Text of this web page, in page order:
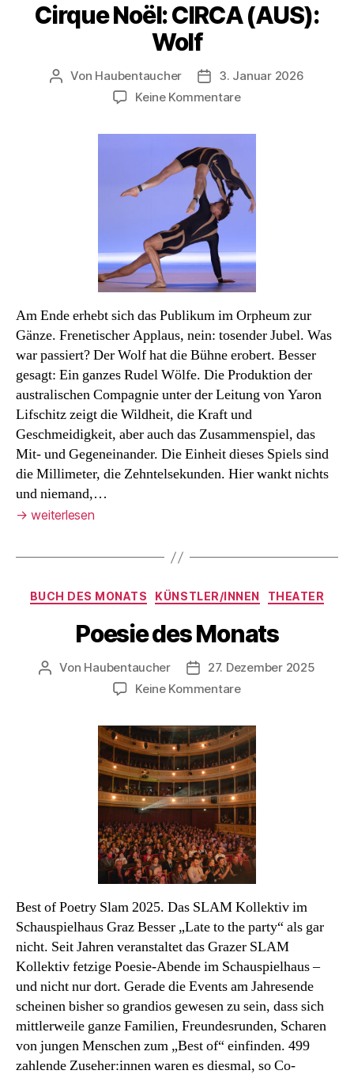
Cirque Noël: CIRCA (AUS):
Wolf
Beitragsautor
Von Haubentaucher Veröffentlichungsdatum
3. Januar 2026
Keine Kommentarezu
Noël:
Wolf
Am Ende erhebt sich das Publikum im Orpheum zur
Gänze. Frenetischer Applaus, nein: tosender Jubel. Was
war passiert? Der Wolf hat die Bühne erobert. Besser
gesagt: Ein ganzes Rudel Wölfe. Die Produktion der
australischen Compagnie unter der Leitung von Yaron
Lifschitz zeigt die Wildheit, die Kraft und
Geschmeidigkeit, aber auch das Zusammenspiel, das
Mit- und Gegeneinander. Die Einheit dieses Spiels sind
die Millimeter, die Zehntelsekunden. Hier wankt nichts
und niemand,…
→ weiterlesen
Kategorien
BUCH DES MONATS KÜNSTLER/INNEN THEATER
Poesie des Monats
Beitragsautor
Von Haubentaucher Veröffentlichungsdatum
27. Dezember 2025
Keine Kommentarezu
des
Monats
Best of Poetry Slam 2025. Das SLAM Kollektiv im
Schauspielhaus Graz Besser „Late to the party“ als gar
nicht. Seit Jahren veranstaltet das Grazer SLAM
Kollektiv fetzige Poesie-Abende im Schauspielhaus –
und nicht nur dort. Gerade die Events am Jahresende
scheinen bisher so grandios gewesen zu sein, dass sich
mittlerweile ganze Familien, Freundesrunden, Scharen
von jungen Menschen zum „Best of“ einfinden. 499
zahlende Zuseher:innen waren es diesmal, so Co-